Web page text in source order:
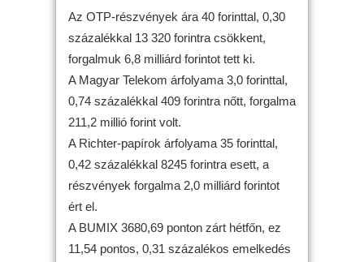
Az OTP-részvények ára 40 forinttal, 0,30
százalékkal 13 320 forintra csökkent,
forgalmuk 6,8 milliárd forintot tett ki.
A Magyar Telekom árfolyama 3,0 forinttal,
0,74 százalékkal 409 forintra nőtt, forgalma
211,2 millió forint volt.
A Richter-papírok árfolyama 35 forinttal,
0,42 százalékkal 8245 forintra esett, a
részvények forgalma 2,0 milliárd forintot
ért el.
A BUMIX 3680,69 ponton zárt hétfőn, ez
11,54 pontos, 0,31 százalékos emelkedés